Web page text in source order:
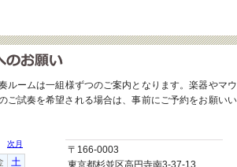
ルームは一組様ずつのご案内となります。楽器やマ
ご試奏を希望される場合は、事前にご予約をお願い
〒166-0003
東京都杉並区高円寺南3-37-13